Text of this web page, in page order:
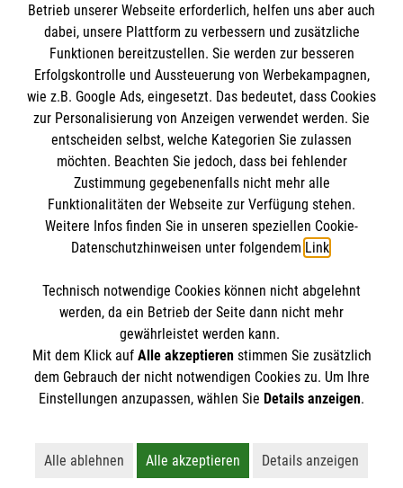
Informationen
Impressum
Datenschutz
Barrierefreiheit
Kontakt
Die Malteser
Malteser in Deutschland
Malteserorden
Sharepoint
Spendenkonto
Bank: Pax-Bank für Kirche und Caritas eG
IBAN: DE18 3706 0193 4006 4700 47
BIC: GENODED1PAX
So finden Sie uns
Kirchort St. Joseph
Marburger Str. 87
Telefon: 0561-47396426
Der Malteser Hilfsdienst e.V. ist als eingetragene
Gewerbesteuer befreit.
Betrieb unserer Webseite erforderlich, helfen uns aber auch
dabei, unsere Plattform zu verbessern und zusätzliche
Funktionen bereitzustellen. Sie werden zur besseren
Erfolgskontrolle und Aussteuerung von Werbekampagnen,
wie z.B. Google Ads, eingesetzt. Das bedeutet, dass Cookies
zur Personalisierung von Anzeigen verwendet werden. Sie
entscheiden selbst, welche Kategorien Sie zulassen
möchten. Beachten Sie jedoch, dass bei fehlender
Zustimmung gegebenenfalls nicht mehr alle
Funktionalitäten der Webseite zur Verfügung stehen.
Weitere Infos finden Sie in unseren speziellen Cookie-
Datenschutzhinweisen unter folgendem Link.
Technisch notwendige Cookies können nicht abgelehnt
werden, da ein Betrieb der Seite dann nicht mehr
gewährleistet werden kann.
Mit dem Klick auf Alle akzeptierenstimmen Sie zusätzlich
dem Gebrauch der nicht notwendigen Cookies zu. Um Ihre
Einstellungen anzupassen, wählen Sie Details anzeigen.
Alle ablehnen
Lehnt alle nicht-essentiellen Cookies ab
Alle akzeptieren
Akzeptiert alle Cookies
Details anzeigen